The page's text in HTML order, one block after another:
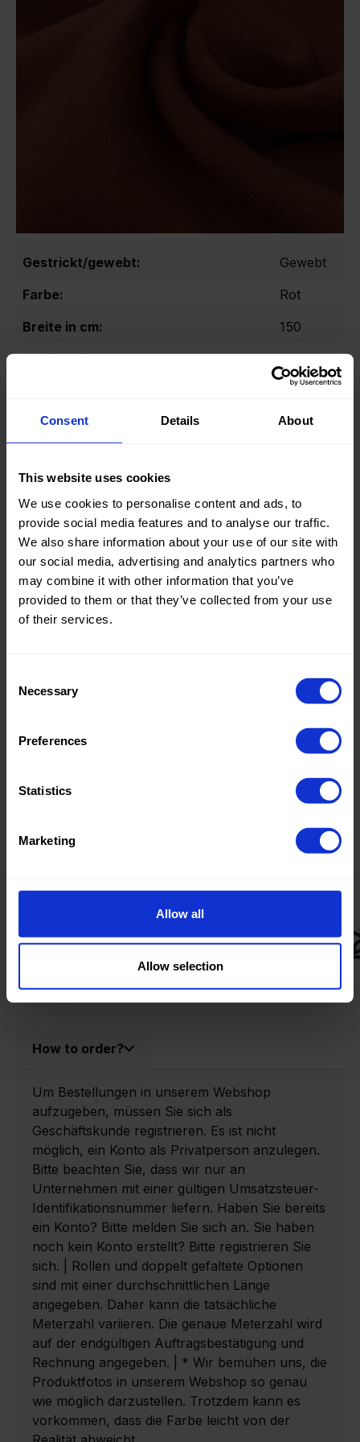
Consent Details About
This website uses cookies
We use cookies to personalise content and ads, to
provide social media features and to analyse our traffic.
We also share information about your use of our site with
our social media, advertising and analytics partners who
may combine it with other information that you’ve
provided to them or that they’ve collected from your use
of their services.
Selection
Necessary
Preferences
Statistics
Marketing
Allow all
Allow selection
Gestrickt/gewebt:
Gewebt
Farbe:
Rot
Breite in cm:
150
Gewicht in gr/m2:
375
Kids
Women
Kollektion / Saison:
Oeko-tex Zertifikate:
Oekotex
Class 2
Qualität / Stoffart:
Double
Face
Thema:
Zusammenstellung:
80%PL
19%VI
1%EA
How to order?
Um Bestellungen in unserem Webshop
aufzugeben, müssen Sie sich als
Geschäftskunde registrieren. Es ist nicht
möglich, ein Konto als Privatperson anzulegen.
Bitte beachten Sie, dass wir nur an
Unternehmen mit einer gültigen Umsatzsteuer-
Identifikationsnummer liefern. Haben Sie bereits
ein Konto? Bitte melden Sie sich an. Sie haben
noch kein Konto erstellt? Bitte registrieren Sie
sich. | Rollen und doppelt gefaltete Optionen
sind mit einer durchschnittlichen Länge
angegeben. Daher kann die tatsächliche
Meterzahl variieren. Die genaue Meterzahl wird
auf der endgültigen Auftragsbestätigung und
Rechnung angegeben. | * Wir bemühen uns, die
Produktfotos in unserem Webshop so genau
wie möglich darzustellen. Trotzdem kann es
vorkommen, dass die Farbe leicht von der